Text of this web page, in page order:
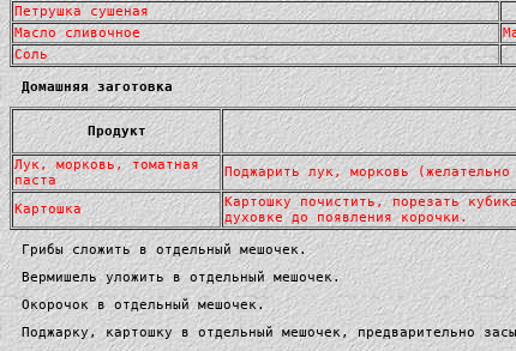
Петрушка сушеная
Масло сливочное
Соль
Домашняя заготовка
Продукт
Лук, морковь, томатная
паста
Поджарить лук, морковь
Картошка
Картошку почистить, порезать
духовке до появления корочки.
Грибы сложить в отдельный мешочек.
Вермишель уложить в отдельный мешочек.
Окорочок в отдельный мешочек.
Поджарку, картошку в отдельный мешочек, предварительно